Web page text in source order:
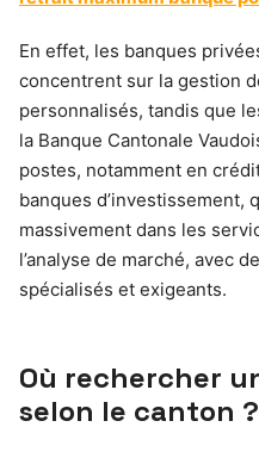
En effet, les banques
concentrent sur la gestion
personnalisés, tandis que
la Banque Cantonale
postes, notamment en
banques d’investissement,
massivement dans les
l’analyse de marché, avec
spécialisés et exigeants.
Où rechercher
selon le canton ?